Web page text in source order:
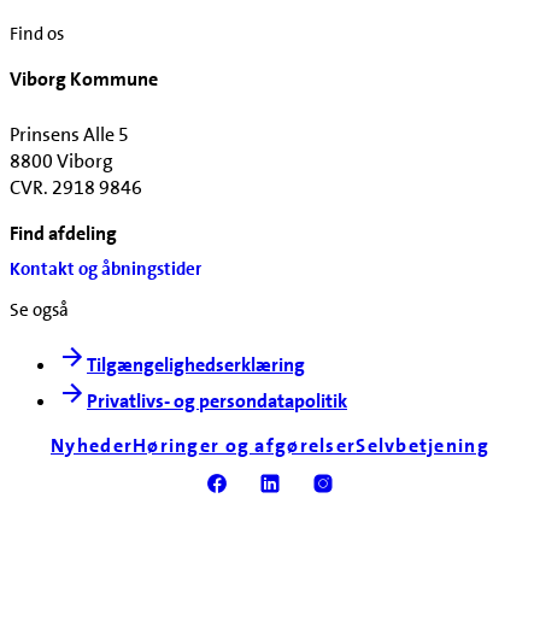
Find os
Viborg Kommune
Prinsens Alle 5
8800 Viborg
CVR. 2918 9846
Find afdeling
Kontakt og åbningstider
Se også
Tilgængelighedserklæring
Privatlivs- og persondatapolitik
NyhederHøringer og afgørelserSelvbetjening